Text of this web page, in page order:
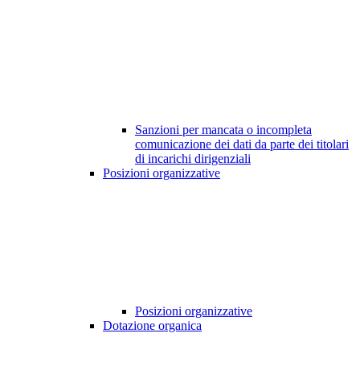
Sanzioni per mancata o incompleta
comunicazione dei dati da parte dei titolari
di incarichi dirigenziali
Posizioni organizzative
Posizioni organizzative
Dotazione organica